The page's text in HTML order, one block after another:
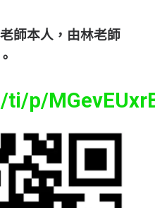
師本人，由林老師
p/